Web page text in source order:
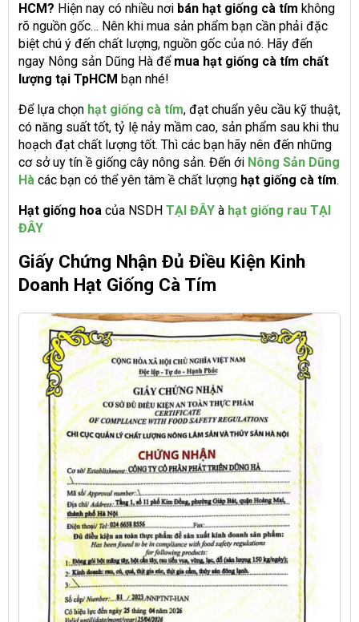
HCM? Hiện nay có nhiều nơi bán hạt giống cà tím không
rõ nguồn gốc… Nên khi mua sản phẩm bạn cần phải đặc
biệt chú ý đến chất lượng, nguồn gốc của nó. Hãy đến
ngay Nông sản Dũng Hà để mua hạt giống cà tím chất
lượng tại TpHCM bạn nhé!
Để lựa chọn hạt giống cà tím, đạt chuẩn yêu cầu kỹ thuật,
có năng suất tốt, tỷ lệ nảy mầm cao, sản phẩm sau khi thu
hoạch đạt chất lượng tốt. Thì các bạn hãy nên đến những
cơ sở uy tín ề giống cây nông sản. Đến ới Nông Sản Dũng
Hà các bạn có thể yên tâm ề chất lượng hạt giống cà tím.
Hạt giống hoa của NSDH TẠI ĐÂY à hạt giống rau TẠI
ĐÂY
Giấy Chứng Nhận Đủ Điều Kiện Kinh
Doanh Hạt Giống Cà Tím